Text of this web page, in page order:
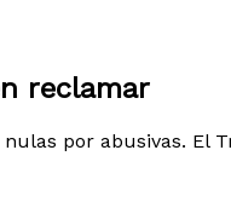
reclamar
por abusivas.